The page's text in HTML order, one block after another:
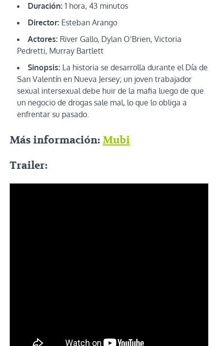
Duración: 1 hora, 43 minutos
Director: Esteban Arango
Actores: River Gallo, Dylan O’Brien, Victoria
Pedretti, Murray Bartlett
Sinopsis: La historia se desarrolla durante el Día de
San Valentín en Nueva Jersey; un joven trabajador
sexual intersexual debe huir de la mafia luego de que
un negocio de drogas sale mal, lo que lo obliga a
enfrentar su pasado.
Más información: Mubi
Trailer: